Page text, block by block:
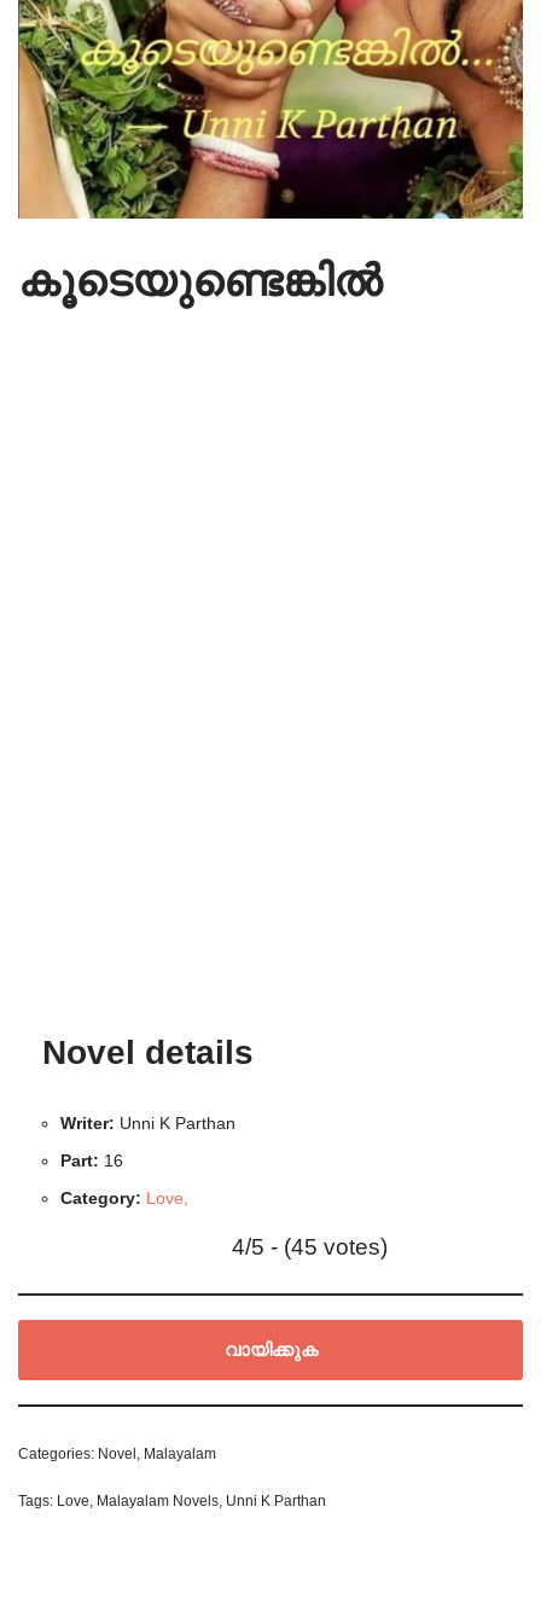
കൂടെയുണ്ടെങ്കിൽ
Novel details
Writer: Unni K Parthan
Part: 16
Category: Love,
4/5 - (45 votes)
വായിക്കുക
Categories: Novel Malayalam
Tags: Love Malayalam Novels Unni K Parthan